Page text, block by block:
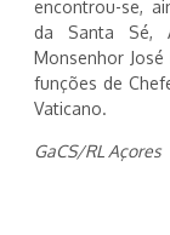
encontrou-se,
da Santa Sé,
Monsenhor
funções de
Vaticano.
GaCS/RL Açores